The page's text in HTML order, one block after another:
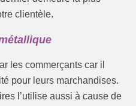
clientèle.
les commerçants car il
pour leurs marchandises.
l’utilise aussi à cause de